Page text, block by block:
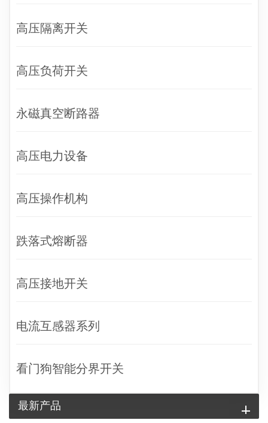
高压隔离开关
高压负荷开关
永磁真空断路器
高压电力设备
高压操作机构
跌落式熔断器
高压接地开关
电流互感器系列
看门狗智能分界开关
最新产品